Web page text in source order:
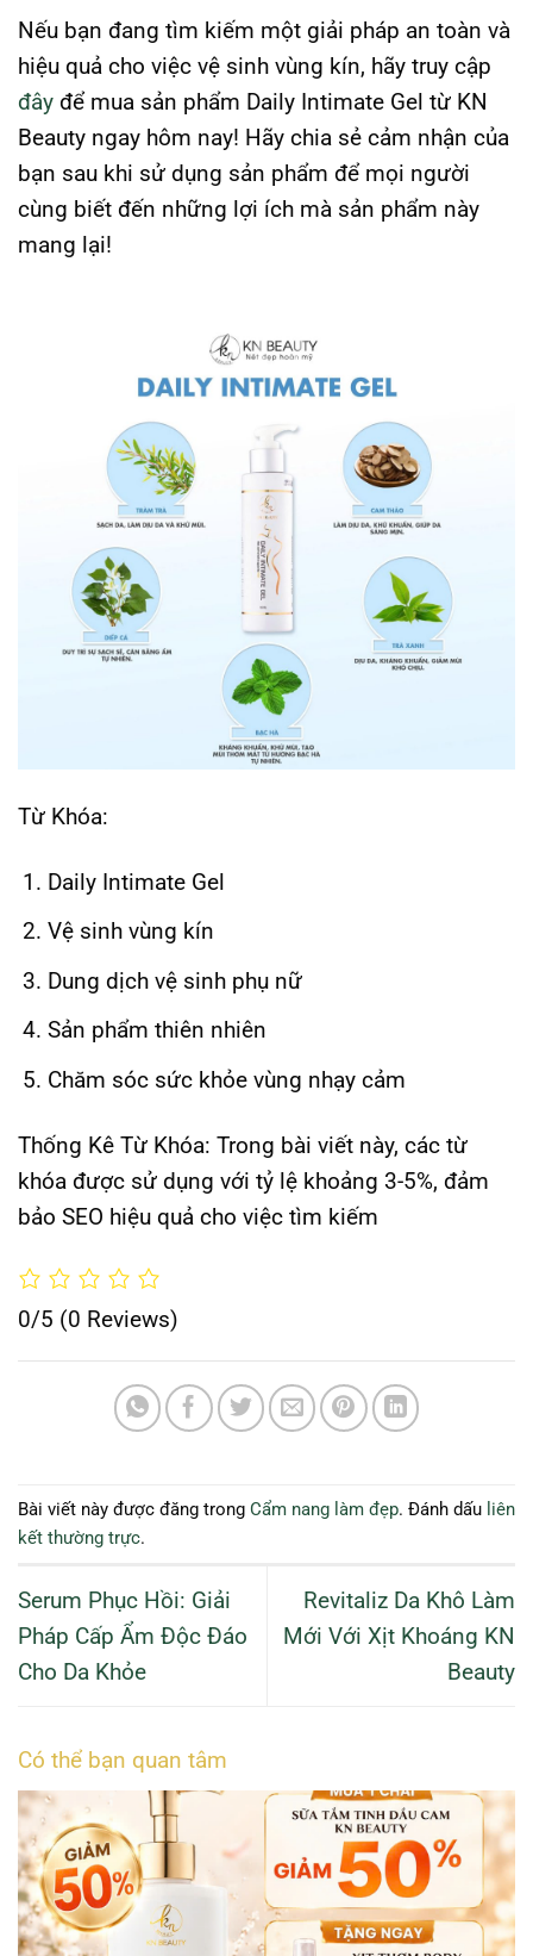
Nếu bạn đang tìm kiếm một giải pháp an toàn và
hiệu quả cho việc vệ sinh vùng kín, hãy truy cập
đây để mua sản phẩm Daily Intimate Gel từ KN
Beauty ngay hôm nay! Hãy chia sẻ cảm nhận của
bạn sau khi sử dụng sản phẩm để mọi người
cùng biết đến những lợi ích mà sản phẩm này
mang lại!
Từ Khóa:
Daily Intimate Gel
Vệ sinh vùng kín
Dung dịch vệ sinh phụ nữ
Sản phẩm thiên nhiên
Chăm sóc sức khỏe vùng nhạy cảm
Thống Kê Từ Khóa: Trong bài viết này, các từ
khóa được sử dụng với tỷ lệ khoảng 3-5%, đảm
bảo SEO hiệu quả cho việc tìm kiếm
0/5 (0 Reviews)
Bài viết này được đăng trong Cẩm nang làm đẹp. Đánh dấu liên
kết thường trực.
Serum Phục Hồi: Giải
Pháp Cấp Ẩm Độc Đáo
Cho Da Khỏe
Revitaliz Da Khô Làm
Mới Với Xịt Khoáng KN
Beauty
Có thể bạn quan tâm